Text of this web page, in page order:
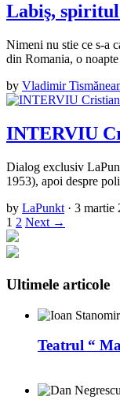
Labiş,
Nimeni nu stie ce s-a
din Romania, o
by Vladimir
INTERVIU
Dialog exclusiv
1953), apoi despre
by LaPunkt · 3 martie
1 2 Next →
Ultimele articole
Teatrul “